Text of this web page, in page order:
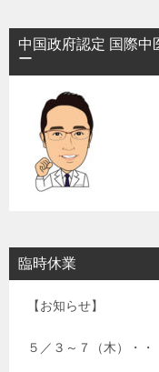
中国政府認定 国際中
ー
臨時休業
【お知らせ】
５／３～７（木）・・